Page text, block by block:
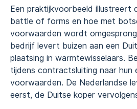
Een praktijkvoorbeeld illustreert
battle of forms en hoe met
voorwaarden wordt
bedrijf levert buizen aan een
plaatsing in warmtewisselaars.
tijdens contractsluiting naar hun
voorwaarden. De Nederlandse
eerst, de Duitse koper